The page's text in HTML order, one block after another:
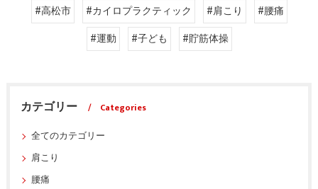
#高松市 #カイロプラクティック #肩こり
#腰痛
#運動
#子ども #貯筋体操
カテゴリー
Categories
全てのカテゴリー
肩こり
腰痛